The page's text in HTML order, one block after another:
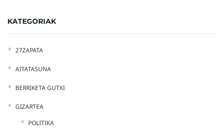
KATEGORIAK
27ZAPATA
AITATASUNA
BERRIKETA GUTXI
GIZARTEA
POLITIKA